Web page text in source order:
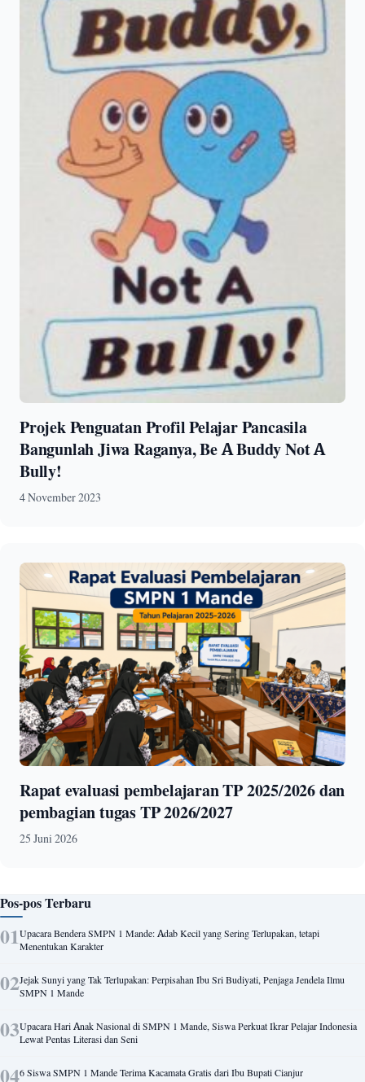
Projek Penguatan Profil Pelajar Pancasila
Bangunlah Jiwa Raganya, Be A Buddy Not A
Bully!
4 November 2023
Rapat evaluasi pembelajaran TP 2025/2026 dan
pembagian tugas TP 2026/2027
25 Juni 2026
Pos-pos Terbaru
Upacara Bendera SMPN 1 Mande: Adab Kecil yang Sering Terlupakan, tetapi
Menentukan Karakter
Jejak Sunyi yang Tak Terlupakan: Perpisahan Ibu Sri Budiyati, Penjaga Jendela Ilmu
SMPN 1 Mande
Upacara Hari Anak Nasional di SMPN 1 Mande, Siswa Perkuat Ikrar Pelajar Indonesia
Lewat Pentas Literasi dan Seni
6 Siswa SMPN 1 Mande Terima Kacamata Gratis dari Ibu Bupati Cianjur